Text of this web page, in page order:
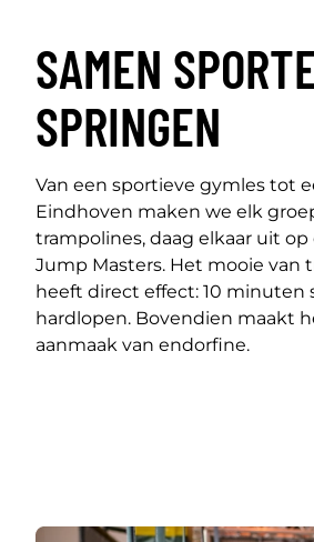
SAMEN
SPRINGEN
Van een sportieve gymles tot
Eindhoven maken we elk
trampolines, daag elkaar uit
Jump Masters. Het mooie van
heeft direct effect: 10
hardlopen. Bovendien maakt
aanmaak van endorfine.